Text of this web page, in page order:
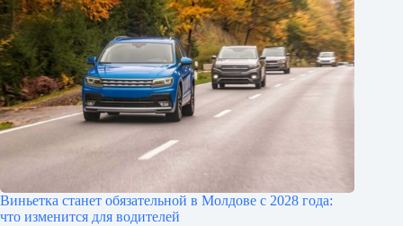
Виньетка станет обязательной в Молдове с 2028 года:
что изменится для водителей